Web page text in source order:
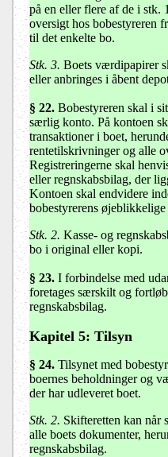
på en eller flere af de i
oversigt hos bobestyreren
til det enkelte bo.
Stk. 3. Boets værdipapirer
eller anbringes i åbent
§ 22. Bobestyreren skal i
særlig konto. På kontoen
transaktioner i boet,
rentetilskrivninger og alle
Registreringerne skal
eller regnskabsbilag, der
Kontoen skal endvidere
bobestyrerens
Stk. 2. Kasse- og
bo i original eller kopi.
§ 23. I forbindelse med
foretages særskilt og
regnskabsbilag.
Kapitel 5: Tilsyn
§ 24. Tilsynet med
boernes beholdninger og
der har udleveret boet.
Stk. 2. Skifteretten kan når
alle boets dokumenter,
regnskabsbilag.